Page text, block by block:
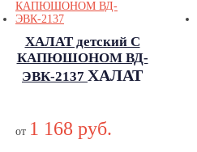
ХАЛАТ детский С
КАПЮШОНОМ ВД-
ЭВК-2137 ХАЛАТ
ВД-ЭВК-2137
от 1 168 руб.